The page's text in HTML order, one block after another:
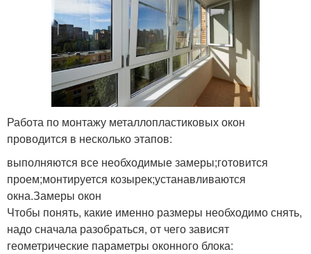
Работа по монтажу металлопластиковых окон
проводится в несколько этапов:
выполняются все необходимые замеры;готовится
проем;монтируется козырек;устанавливаются
окна.Замеры окон
Чтобы понять, какие именно размеры необходимо снять,
надо сначала разобраться, от чего зависят
геометрические параметры оконного блока: